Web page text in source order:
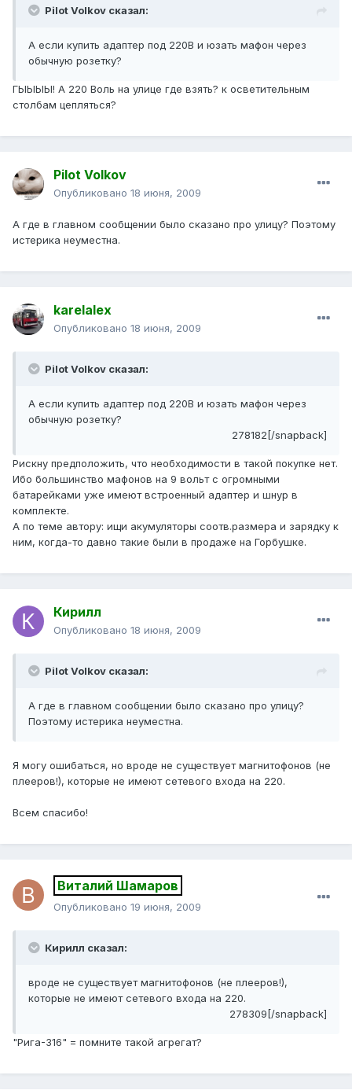
Pilot Volkov сказал:
А если купить адаптер под 220В и юзать мафон через
обычную розетку?
ГЫЫЫЫ! А 220 Воль на улице где взять? к осветительным
столбам цепляться?
Pilot Volkov
Опубликовано 18 июня, 2009
А где в главном сообщении было сказано про улицу? Поэтому
истерика неуместна.
karelalex
Опубликовано 18 июня, 2009
Pilot Volkov сказал:
А если купить адаптер под 220В и юзать мафон через
обычную розетку?
278182[/snapback]
Рискну предположить, что необходимости в такой покупке нет.
Ибо большинство мафонов на 9 вольт с огромными
батарейками уже имеют встроенный адаптер и шнур в
комплекте.
А по теме автору: ищи акумуляторы соотв.размера и зарядку к
ним, когда-то давно такие были в продаже на Горбушке.
Кирилл
Опубликовано 18 июня, 2009
Pilot Volkov сказал:
А где в главном сообщении было сказано про улицу?
Поэтому истерика неуместна.
Я могу ошибаться, но вроде не существует магнитофонов (не
плееров!), которые не имеют сетевого входа на 220.
Всем спасибо!
Виталий Шамаров
Опубликовано 19 июня, 2009
Кирилл сказал:
вроде не существует магнитофонов (не плееров!),
которые не имеют сетевого входа на 220.
278309[/snapback]
"Рига-316" = помните такой агрегат?